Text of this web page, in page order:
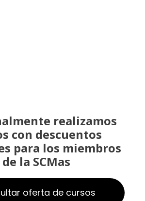
realizamos
con descuentos
para los miembros
de la SCMas
oferta de cursos